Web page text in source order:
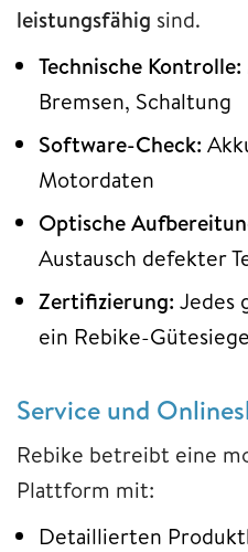
leistungsfähig sind.
Technische Kontrolle:
Bremsen, Schaltung
Software-Check:
Motordaten
Optische
Austausch defekter
Zertifizierung: Jedes
ein Rebike-
Service und
Rebike betreibt eine
Plattform mit:
Detaillierten